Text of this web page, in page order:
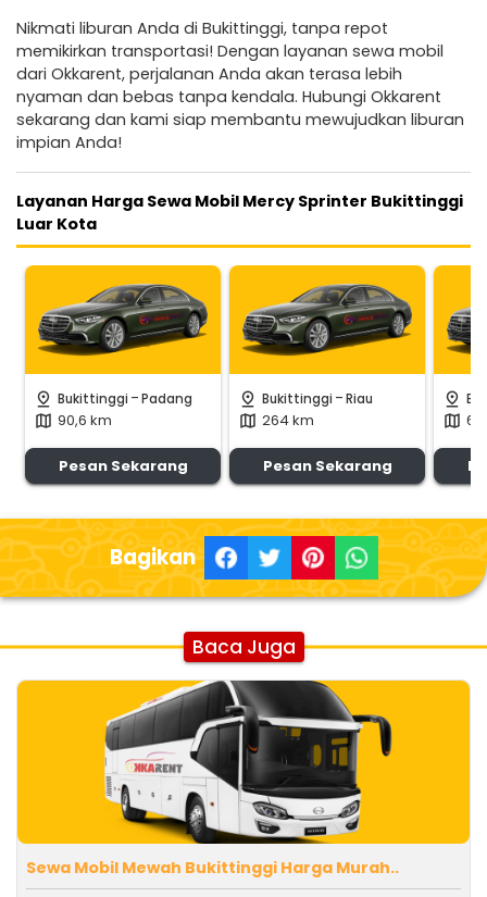
Nikmati liburan Anda di Bukittinggi, tanpa repot
memikirkan transportasi! Dengan layanan sewa mobil
dari Okkarent, perjalanan Anda akan terasa lebih
nyaman dan bebas tanpa kendala. Hubungi Okkarent
sekarang dan kami siap membantu mewujudkan liburan
impian Anda!
Layanan Harga Sewa Mobil Mercy Sprinter Bukittinggi
Luar Kota
pin_drop Bukittinggi -Padang
map 90,6 km
Pesan Sekarang
pin_drop Bukittinggi -Riau
map 264 km
Pesan Sekarang
pin_drop
map
Bagikan
Baca Juga
Sewa Mobil Mewah Bukittinggi Harga Murah..